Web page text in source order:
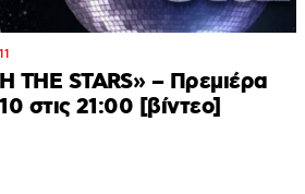
THE STARS» – Πρεμιέρα
στις 21:00 [βίντεο]